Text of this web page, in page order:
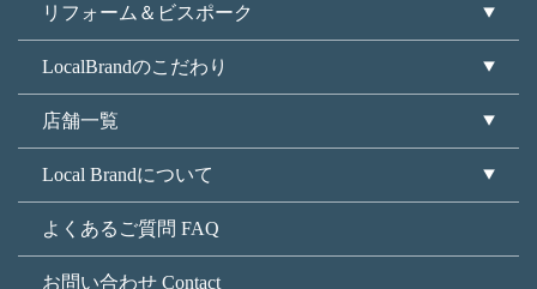
リフォーム＆ビスポーク
LocalBrandのこだわり
店舗一覧
Local Brandについて
よくあるご質問 FAQ
お問い合わせ Contact